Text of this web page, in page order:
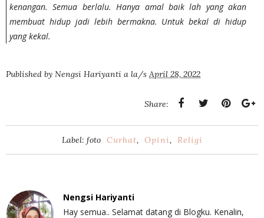
kenangan. Semua berlalu. Hanya amal baik lah yang akan
membuat hidup jadi lebih bermakna. Untuk bekal di hidup
yang kekal.
Published by Nengsi Hariyanti a la/s April 28, 2022
Share:
Label: foto Curhat, Opini, Religi
Nengsi Hariyanti
Hay semua.. Selamat datang di Blogku. Kenalin,